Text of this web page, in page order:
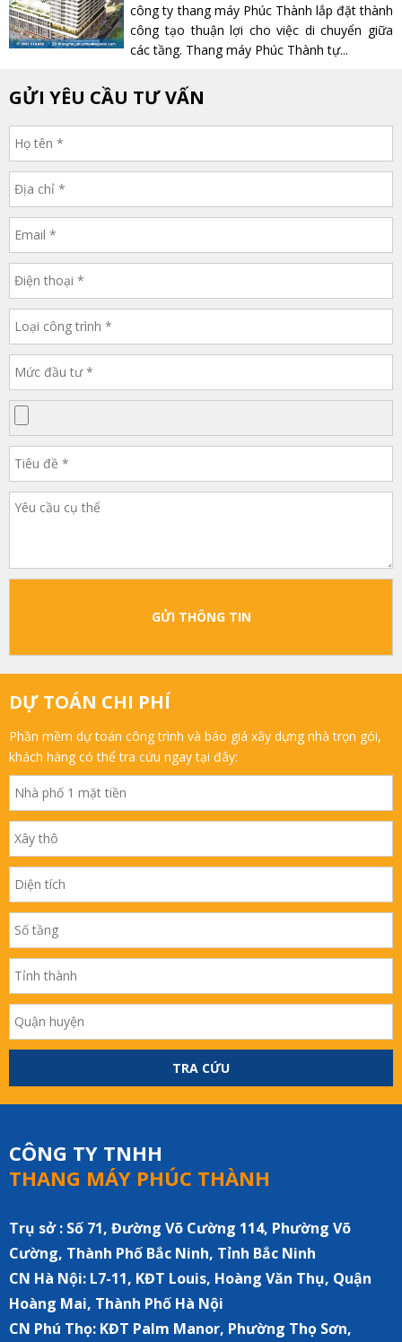
công ty thang máy Phúc Thành lắp đặt thành
công tạo thuận lợi cho việc di chuyển giữa
các tầng. Thang máy Phúc Thành tự...
GỬI YÊU CẦU TƯ VẤN
GỬI THÔNG TIN
DỰ TOÁN CHI PHÍ
Phần mềm dự toán công trình và báo giá xây dựng nhà trọn gói,
khách hàng có thể tra cứu ngay tại đây:
TRA CỨU
CÔNG TY TNHH
THANG MÁY PHÚC THÀNH
Trụ sở : Số 71, Đường Võ Cường 114, Phường Võ
Cường, Thành Phố Bắc Ninh, Tỉnh Bắc Ninh
CN Hà Nội: L7-11, KĐT Louis, Hoàng Văn Thụ, Quận
Hoàng Mai, Thành Phố Hà Nội
CN Phú Thọ: KĐT Palm Manor, Phường Thọ Sơn,